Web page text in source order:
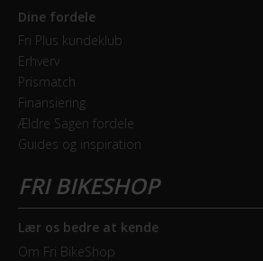
BREMSER
Bagbremse
Fodbremse
Forbremse
Mekanisk fælgbremse
ELCYKEL SYSTEM
Display
Dine fordele
Fri Plus kundeklub
Erhverv
Prismatch
Finansiering
Ældre Sagen fordele
Guides og inspiration
Lær os bedre at kende
Om Fri BikeShop